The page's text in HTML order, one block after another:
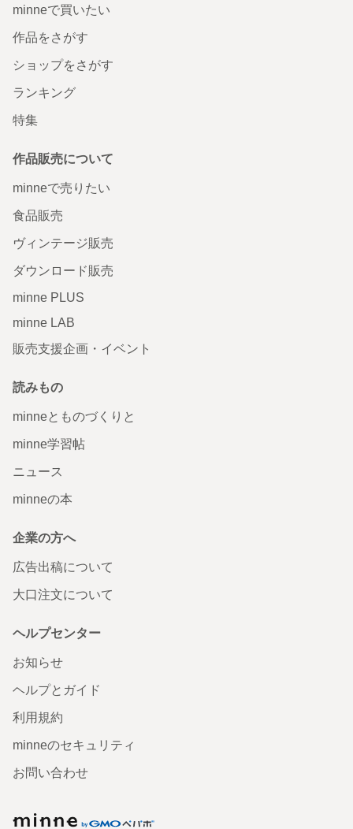
minneで買いたい
作品をさがす
ショップをさがす
ランキング
特集
作品販売について
minneで売りたい
食品販売
ヴィンテージ販売
ダウンロード販売
minne PLUS
minne LAB
販売支援企画・イベント
読みもの
minneとものづくりと
minne学習帖
ニュース
minneの本
企業の方へ
広告出稿について
大口注文について
ヘルプセンター
お知らせ
ヘルプとガイド
利用規約
minneのセキュリティ
お問い合わせ